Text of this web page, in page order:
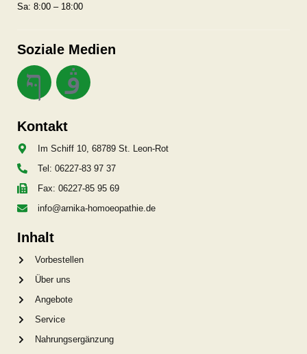
Sa: 8:00 – 18:00
Soziale Medien
Kontakt
Im Schiff 10, 68789 St. Leon-Rot
Tel: 06227-83 97 37
Fax: 06227-85 95 69
info@arnika-homoeopathie.de
Inhalt
Vorbestellen
Über uns
Angebote
Service
Nahrungsergänzung